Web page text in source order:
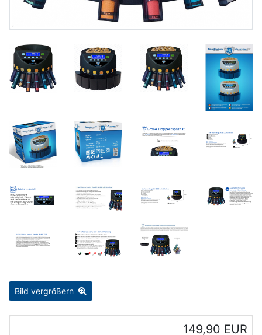
Bild vergrößern
149,90 EUR